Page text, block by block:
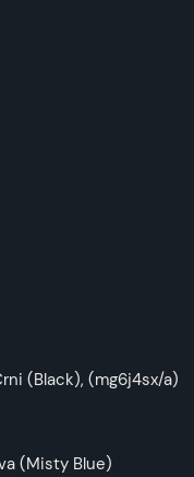
ali ne može
ispravni.
(Black), (mg6j4sx/a)
(Misty Blue)